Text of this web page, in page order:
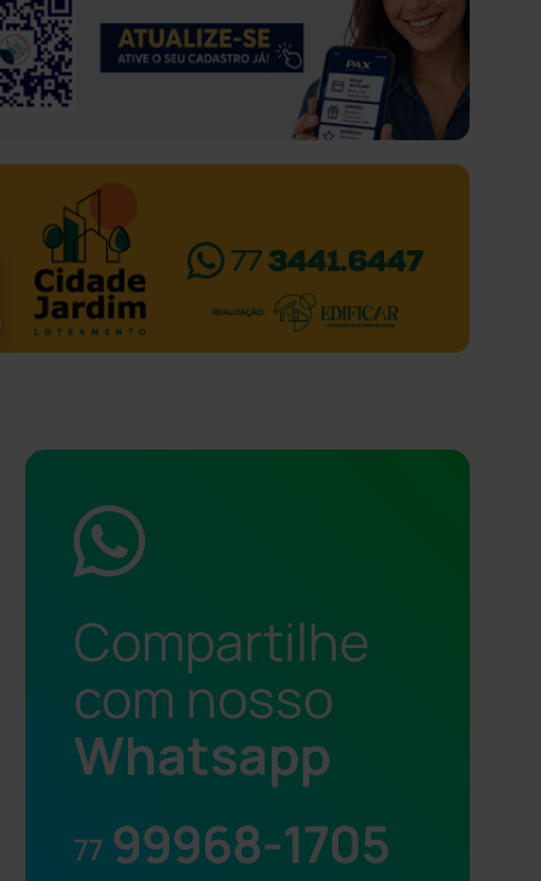
Compartilhe
com nosso
Whatsapp
77 99968-1705